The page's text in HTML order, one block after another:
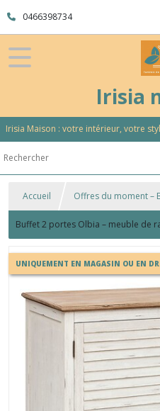
0466398734
Irisia
Irisia Maison : votre intérieur, votre
Accueil Offres du moment –
Buffet 2 portes Olbia – meuble de
naturel
UNIQUEMENT EN MAGASIN OU EN